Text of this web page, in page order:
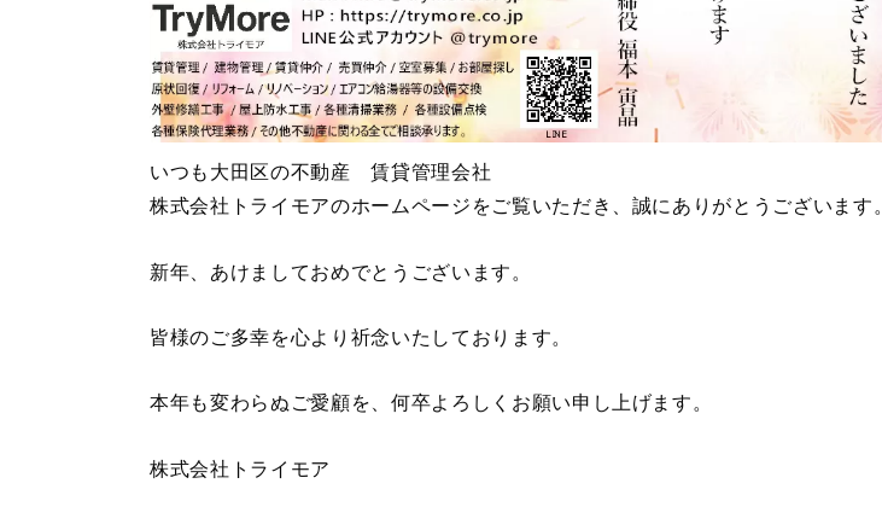
いつも大田区の不動産 賃貸管理会社
株式会社トライモアのホームページをご覧いただき、誠にありがとうございます。
新年、あけましておめでとうございます。
皆様のご多幸を心より祈念いたしております。
本年も変わらぬご愛顧を、何卒よろしくお願い申し上げます。
株式会社トライモア